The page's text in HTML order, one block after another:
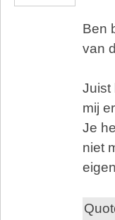
Ben
van
Juist
mij
Je
niet